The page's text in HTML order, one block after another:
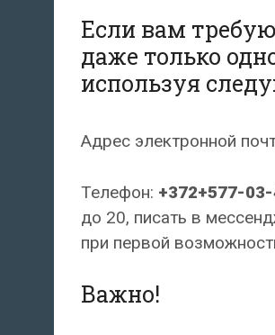
Если вам
даже только
используя
Адрес электронной
Телефон: +372+577-
до 20, писать в
при первой
Важно!